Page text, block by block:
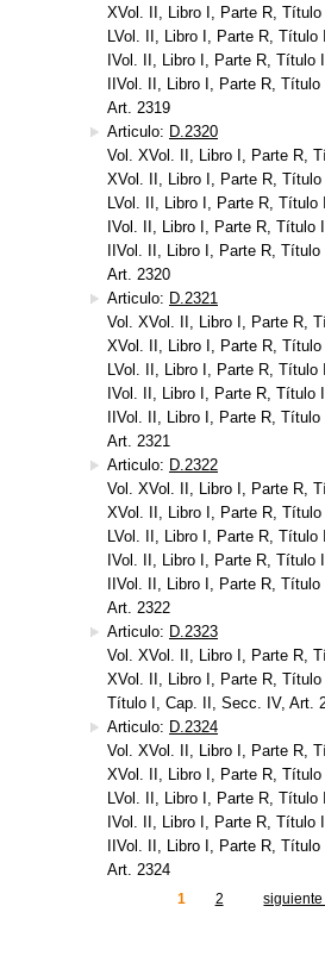
XVol. II, Libro I, Parte R,
LVol. II, Libro I, Parte R,
IVol. II, Libro I, Parte R, Título
IIVol. II, Libro I, Parte R,
Art. 2319
Articulo: D.2320
Vol. XVol. II, Libro I, Parte R,
XVol. II, Libro I, Parte R,
LVol. II, Libro I, Parte R,
IVol. II, Libro I, Parte R, Título
IIVol. II, Libro I, Parte R,
Art. 2320
Articulo: D.2321
Vol. XVol. II, Libro I, Parte R,
XVol. II, Libro I, Parte R,
LVol. II, Libro I, Parte R,
IVol. II, Libro I, Parte R, Título
IIVol. II, Libro I, Parte R,
Art. 2321
Articulo: D.2322
Vol. XVol. II, Libro I, Parte R,
XVol. II, Libro I, Parte R,
LVol. II, Libro I, Parte R,
IVol. II, Libro I, Parte R, Título
IIVol. II, Libro I, Parte R,
Art. 2322
Articulo: D.2323
Vol. XVol. II, Libro I, Parte R,
XVol. II, Libro I, Parte R,
Título I, Cap. II, Secc. IV, Art.
Articulo: D.2324
Vol. XVol. II, Libro I, Parte R,
XVol. II, Libro I, Parte R,
LVol. II, Libro I, Parte R,
IVol. II, Libro I, Parte R, Título
IIVol. II, Libro I, Parte R,
Art. 2324
1 2 siguiente